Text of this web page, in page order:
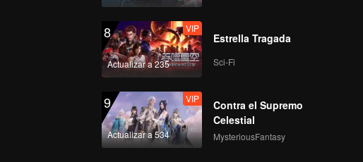
8
Actualizar a 235
VIP
Estrella Tragada
Sci-Fi
9
Actualizar a 534
VIP
Contra el Supremo
Celestial
MysteriousFantasy